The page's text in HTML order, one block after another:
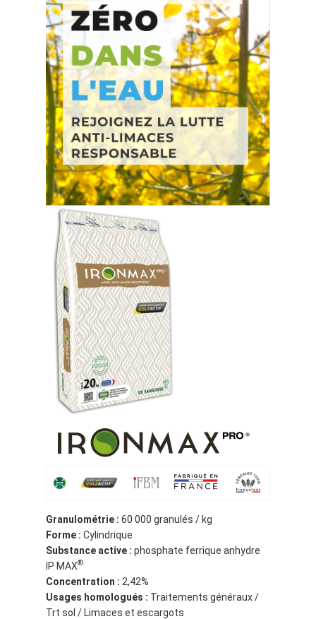
Granulométrie : 60 000 granulés / kg
Forme : Cylindrique
Substance active : phosphate ferrique anhydre
IP MAX®
Concentration : 2,42%
Usages homologués : Traitements généraux /
Trt sol / Limaces et escargots